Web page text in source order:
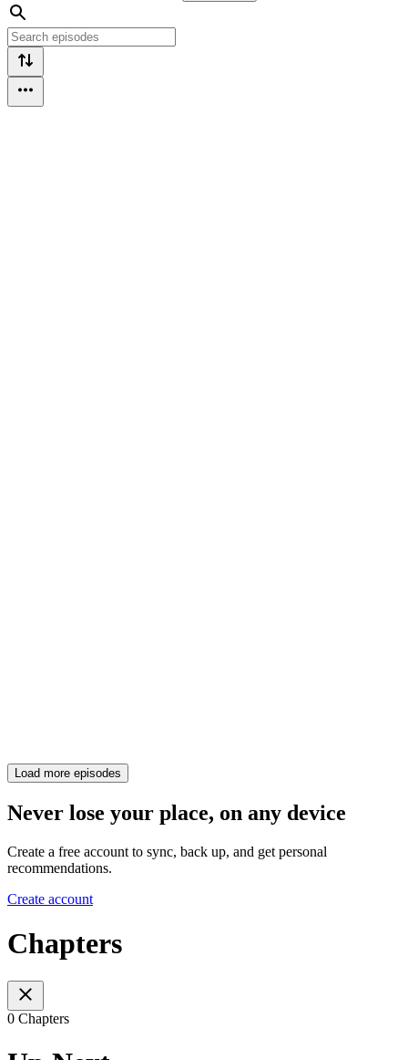
Load more episodes
Never lose your place, on any device
Create a free account to sync, back up, and get personal
recommendations.
Create account
Chapters
0 Chapters